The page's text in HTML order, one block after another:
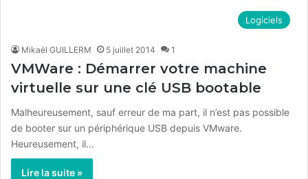
Logiciels
Mikaël GUILLERM 5 juillet 2014 1
VMWare : Démarrer votre machine
virtuelle sur une clé USB bootable
Malheureusement, sauf erreur de ma part, il n’est pas possible
de booter sur un périphérique USB depuis VMware.
Heureusement, il…
Lire la suite »